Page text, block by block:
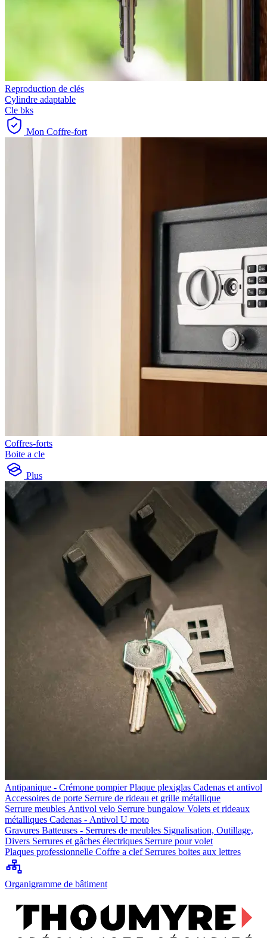
Reproduction de clés
Cylindre adaptable
Cle bks
Mon Coffre-fort
Coffres-forts
Boite a cle
Plus
Antipanique - Crémone pompierPlaque plexiglas Cadenas et antivol
Accessoires de porte Serrure de rideau et grille métallique
Serrure meubles Antivol velo Serrure bungalow Volets et rideaux
métalliques Cadenas - Antivol U moto
Gravures Batteuses - Serrures de meubles Signalisation, Outillage,
Divers Serrures et gâches électriques Serrure pour volet
Plaques professionnelle Coffre a clef Serrures boites aux lettres
Organigramme de bâtiment